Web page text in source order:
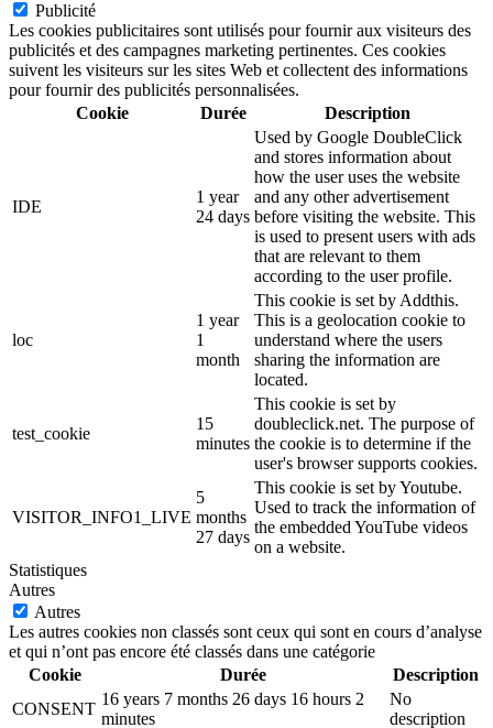
Publicité
Les cookies publicitaires sont utilisés pour fournir aux visiteurs des
publicités et des campagnes marketing pertinentes. Ces cookies
suivent les visiteurs sur les sites Web et collectent des informations
pour fournir des publicités personnalisées.
Cookie
Durée Description
IDE
1 year
24 days
Used by Google DoubleClick
and stores information about
how the user uses the website
and any other advertisement
before visiting the website. This
is used to present users with ads
that are relevant to them
according to the user profile.
loc
1 year
1
month
This cookie is set by Addthis.
This is a geolocation cookie to
understand where the users
sharing the information are
located.
test_cookie
15
minutes
This cookie is set by
doubleclick.net. The purpose of
the cookie is to determine if the
user's browser supports cookies.
VISITOR_INFO1_LIVE
5
months
27 days
This cookie is set by Youtube.
Used to track the information of
the embedded YouTube videos
on a website.
Statistiques
Autres
Autres
Les autres cookies non classés sont ceux qui sont en cours d’analyse
et qui n’ont pas encore été classés dans une catégorie
Cookie
Durée
Description
CONSENT
16 years 7 months 26 days 16 hours 2
minutes
No
description